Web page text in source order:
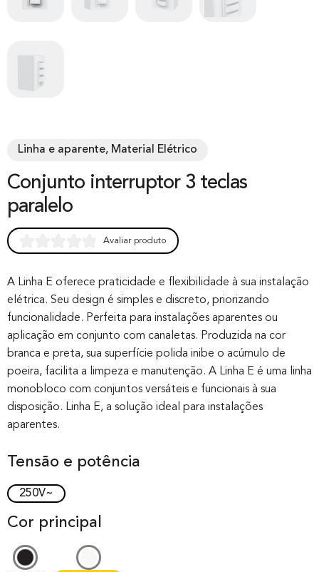
Linha e aparente, Material Elétrico
Conjunto interruptor 3 teclas
paralelo
out of 0
based on
customer
rating
Avaliar produto
A Linha E oferece praticidade e flexibilidade à sua instalação
elétrica. Seu design é simples e discreto, priorizando
funcionalidade. Perfeita para instalações aparentes ou
aplicação em conjunto com canaletas. Produzida na cor
branca e preta, sua superfície polida inibe o acúmulo de
poeira, facilita a limpeza e manutenção. A Linha E é uma linha
monobloco com conjuntos versáteis e funcionais à sua
disposição. Linha E, a solução ideal para instalações
aparentes.
Tensão e potência
250V~
Cor principal